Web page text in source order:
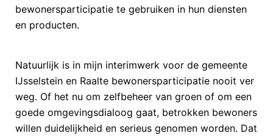
bewonersparticipatie te gebruiken in hun diensten
en producten.
Natuurlijk is in mijn interimwerk voor de gemeente
IJsselstein en Raalte bewonersparticipatie nooit ver
weg. Of het nu om zelfbeheer van groen of om een
goede omgevingsdialoog gaat, betrokken bewoners
willen duidelijkheid en serieus genomen worden. Dat